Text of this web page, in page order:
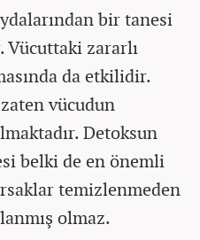
bir tanesi
zararlı
da etkilidir.
vücudun
Detoksun
belki de en önemli
temizlenmeden
olmaz.